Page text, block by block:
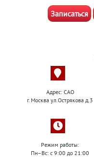
Записаться
Адрес: САО
г. Москва ул.Острякова д.3
Режим работы:
Пн–Вс: с 9:00 до 21:00